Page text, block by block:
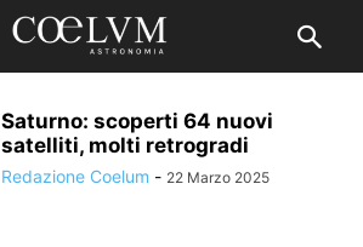
Saturno: scoperti 64 nuovi
satelliti, molti retrogradi
Redazione Coelum - 22 Marzo 2025